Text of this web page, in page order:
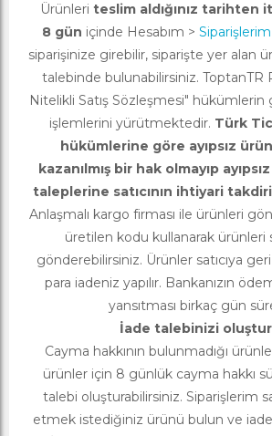
Ürünleri teslim aldığınız tarihten
8 gün içinde Hesabım > Siparişlerim
siparişinize girebilir, siparişte yer alan
talebinde bulunabilirsiniz. ToptanTR
Nitelikli Satış Sözleşmesi" hükümlerin
işlemlerini yürütmektedir. Türk
hükümlerine göre ayıpsız
kazanılmış bir hak olmayıp
taleplerine satıcının ihtiyari
Anlaşmalı kargo firması ile ürünleri
üretilen kodu kullanarak ürünleri
gönderebilirsiniz. Ürünler satıcıya
para iadeniz yapılır. Bankanızın
yansıtması birkaç gün
İade talebinizi
Cayma hakkının bulunmadığı
ürünler için 8 günlük cayma hakkı
talebi oluşturabilirsiniz. Siparişlerim
etmek istediğiniz ürünü bulun ve iade